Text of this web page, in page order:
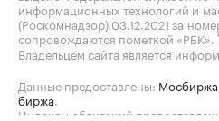
информационных технологий и
(Роскомнадзор) 03.12.2021 за
сопровождаются пометкой «РБК».
Владельцем сайта является
Данные предоставлены: Мосбиржа
биржа
Индексы облигаций